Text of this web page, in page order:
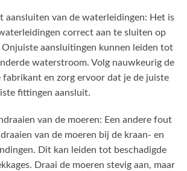
aansluiten van de waterleidingen: Het is
correct aan te sluiten op
aansluitingen kunnen leiden tot
waterstroom. Volg nauwkeurig de
fabrikant en zorg ervoor dat je de juiste
fittingen aansluit.
van de moeren: Een andere fout
van de moeren bij de kraan- en
Dit kan leiden tot beschadigde
Draai de moeren stevig aan, maar